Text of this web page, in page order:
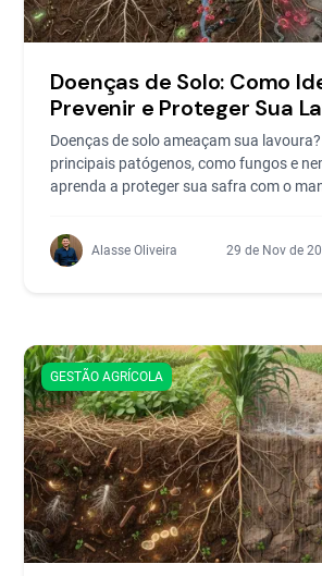
Doenças de Solo: Como
Prevenir e Proteger Sua
Doenças de solo ameaçam sua
principais patógenos, como fungos e
aprenda a proteger sua safra com o
Alasse Oliveira 29 de Nov de
GESTÃO AGRÍCOLA